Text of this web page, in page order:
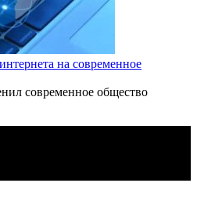
на современное
современное общество